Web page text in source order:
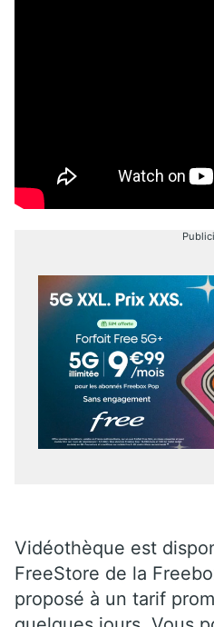
Vidéothèque est
FreeStore de la
proposé à un tarif